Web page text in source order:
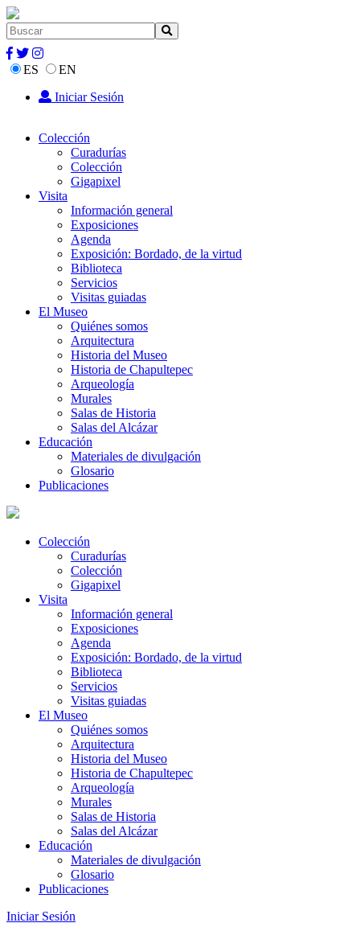
ES
EN
Iniciar Sesión
Colección
Curadurías
Colección
Gigapixel
Visita
Información general
Exposiciones
Agenda
Exposición: Bordado, de la virtud
Biblioteca
Servicios
Visitas guiadas
El Museo
Quiénes somos
Arquitectura
Historia del Museo
Historia de Chapultepec
Arqueología
Murales
Salas de Historia
Salas del Alcázar
Educación
Materiales de divulgación
Glosario
Publicaciones
Colección
Curadurías
Colección
Gigapixel
Visita
Información general
Exposiciones
Agenda
Exposición: Bordado, de la virtud
Biblioteca
Servicios
Visitas guiadas
El Museo
Quiénes somos
Arquitectura
Historia del Museo
Historia de Chapultepec
Arqueología
Murales
Salas de Historia
Salas del Alcázar
Educación
Materiales de divulgación
Glosario
Publicaciones
Iniciar Sesión